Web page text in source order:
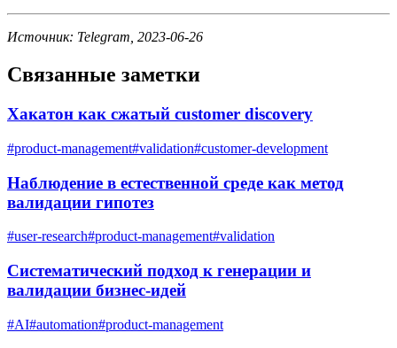
Источник: Telegram, 2023-06-26
Связанные заметки
Хакатон как сжатый customer discovery
#product-management#validation#customer-development
Наблюдение в естественной среде как метод
валидации гипотез
#user-research#product-management#validation
Систематический подход к генерации и
валидации бизнес-идей
#AI#automation#product-management